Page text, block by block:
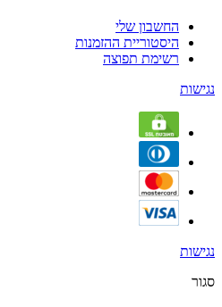
החשבון שלי
היסטוריית ההזמנות
רשימת תפוצה
נגישות
נגישות
סגור